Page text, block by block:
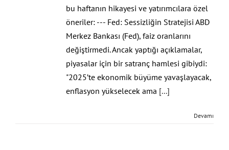
bu haftanın hikayesi ve yatırımcılara özel
öneriler: --- Fed: Sessizliğin Stratejisi ABD
Merkez Bankası (Fed), faiz oranlarını
değiştirmedi. Ancak yaptığı açıklamalar,
piyasalar için bir satranç hamlesi gibiydi:
"2025’te ekonomik büyüme yavaşlayacak,
enflasyon yükselecek ama [...]
Devamı